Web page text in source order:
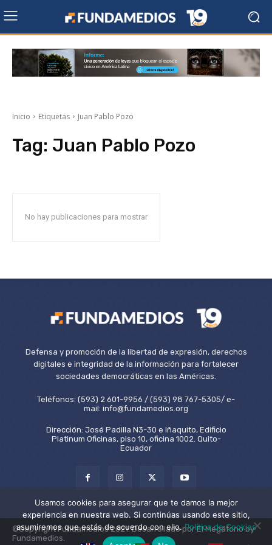
Inicio Etiquetas Juan Pablo Pozo
Tag: Juan Pablo Pozo
No hay publicaciones para mostrar
Defensa y promoción de la libertad de expresión, derechos
digitales e integridad de la información para fortalecer
sociedades democráticas en las Américas.
Teléfonos: (593) 2 601-9956 / (593) 98 767-5305/ e-
mail: info@fundamedios.org
Dirección: José Padilla N3-30 e Iñaquito, Edificio
Platinum Oficinas, piso 10, oficina 1002. Quito-
Ecuador
©Copyright Fundamedios 2021. Desarrollado por El Megáfono by
Fundamedios.
Usamos cookies para asegurar que te damos la mejor
experiencia en nuestra web. Si continúas usando este sitio,
asumiremos que estás de acuerdo con ello.Política de Cookies